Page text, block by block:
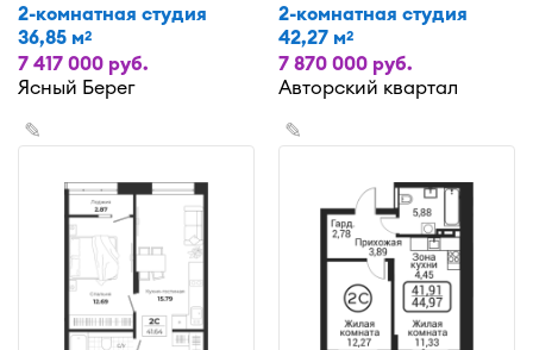
2-комнатная студия
36,85 м2
7 417 000 руб.
Ясный Берег
2-комнатная студия
42,27 м2
7 870 000 руб.
Авторский квартал
✎ ✎